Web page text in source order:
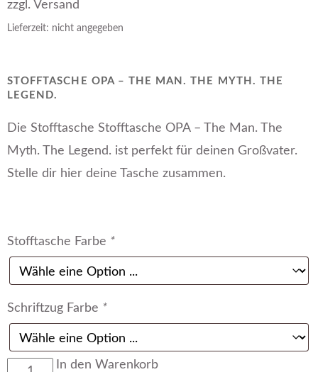
zzgl. Versand
Lieferzeit: nicht angegeben
STOFFTASCHE OPA – THE MAN. THE MYTH. THE
LEGEND.
Die Stofftasche Stofftasche OPA – The Man. The
Myth. The Legend. ist perfekt für deinen Großvater.
Stelle dir hier deine Tasche zusammen.
Stofftasche Farbe *
Schriftzug Farbe *
In den Warenkorb